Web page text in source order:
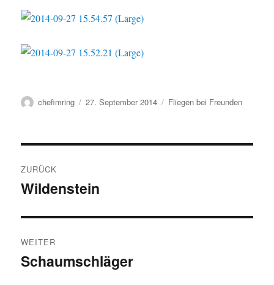
Autor
chefimring
Veröffentlicht
27. September 2014 Kategorien
Fliegen bei Freunden
ZURÜCK
Vorheriger
Wildenstein
WEITER
Nächster
Schaumschläger